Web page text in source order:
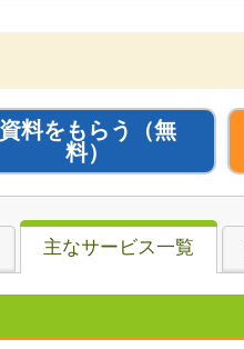
資料をもらう
（無
料）
主なサービス一覧